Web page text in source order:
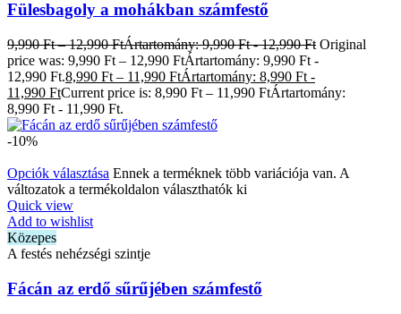
Fülesbagoly a mohákban számfestő
9,990Ft – 12,990FtÁrtartomány: 9,990 Ft - 12,990 Ft Original
price was: 9,990 Ft – 12,990 FtÁrtartomány: 9,990 Ft -
12,990 Ft.8,990 Ft – 11,990 FtÁrtartomány: 8,990 Ft -
11,990 FtCurrent price is: 8,990 Ft – 11,990 FtÁrtartomány:
8,990 Ft - 11,990 Ft.
-10%
Opciók választása Ennek a terméknek több variációja van. A
változatok a termékoldalon választhatók ki
Quick view
Add to wishlist
Közepes
A festés nehézségi szintje
Fácán az erdő sűrűjében számfestő